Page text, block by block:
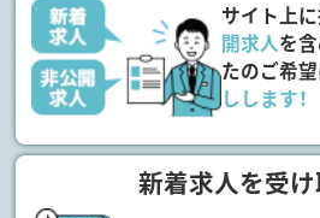
サイト上
開求人を含
たのご希
しします！
新着求人を受け